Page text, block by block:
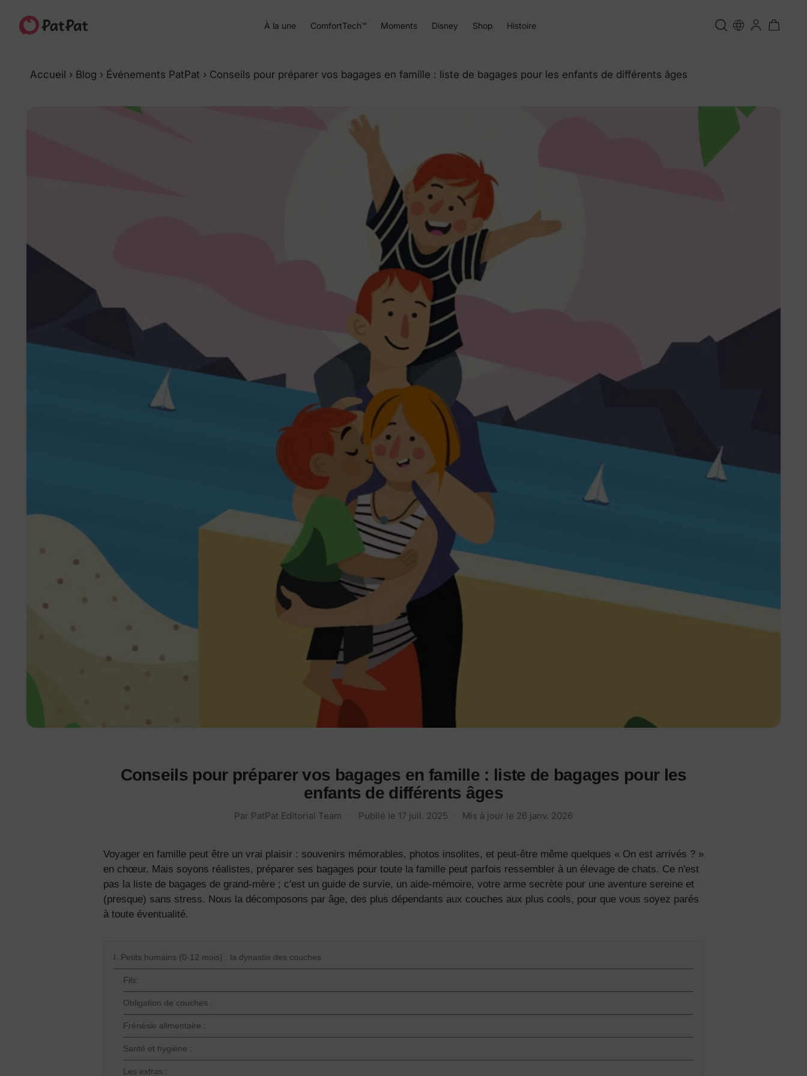
À la une ComfortTech™ Moments Disney Shop Histoire
Accueil › Blog › Événements PatPat › Conseils pour préparer vos bagages en famille : liste de bagages pour les enfants de différents âges
Conseils pour préparer vos bagages en famille : liste de bagages pour les
enfants de différents âges
Par PatPat Editorial Team Publié le 17 juil. 2025 Mis à jour le 26 janv. 2026
Voyager en famille peut être un vrai plaisir : souvenirs mémorables, photos insolites, et peut-être même quelques « On est arrivés ? »
en chœur. Mais soyons réalistes, préparer ses bagages pour toute la famille peut parfois ressembler à un élevage de chats. Ce n'est
pas la liste de bagages de grand-mère ; c'est un guide de survie, un aide-mémoire, votre arme secrète pour une aventure sereine et
(presque) sans stress. Nous la décomposons par âge, des plus dépendants aux couches aux plus cools, pour que vous soyez parés
à toute éventualité.
I. Petits humains (0-12 mois) : la dynastie des couches
Fils:
Obligation de couches :
Frénésie alimentaire :
Santé et hygiène :
Les extras :